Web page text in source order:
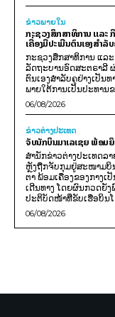
ຂ່າວພາຍ​ໃນ
ກະຊວງສຶກສາທິການ ແລະ
ເຄື່ອງມືປະເມີນຕົນເອງສຳ
ກະຊວງສຶກສາທິການ ແລ
ລັດຖະບານອົດສະຕຣາລີ
ຕົນເອງສຳລັບຄູຢ່າງເປັນ
ພາຍໃຕ້ການເປັນປະທານຂ
06/08/2026
ຂ່າວຕ່າງປະເທດ
ຈັບນັກບິນມາເລເຊຍ ພ້ອມຍຶ
ສຳນັກຂ່າວຕ່າງປະເທດລ
ຫຼັງຖືກຈັບກຸມຢູ່ສະໜາມບິ
ຕາ ພ້ອມເຄື່ອງຂອງກາງເ
ເດີນທາງ ໂດຍຜົນກວດຍັ
ປະຕິບັດໜ້າທີ່ຂັບເຮືອບິນໂ
06/08/2026